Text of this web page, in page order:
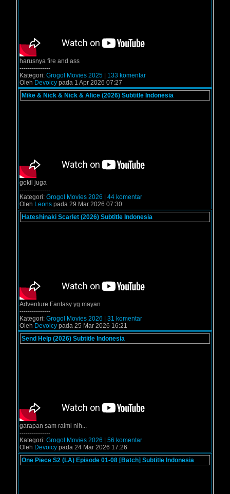
harusnya fire and ass
---------------
Kategori: Grogol Movies 2025
133 komentar
Oleh Devoicy pada 1 Apr 2026 07:27
Mike & Nick & Nick & Alice (2026) Subtitle Indonesia
gokil juga
---------------
Kategori: Grogol Movies 2026
44 komentar
Oleh Leons pada 29 Mar 2026 07:30
Hateshinaki Scarlet (2026) Subtitle Indonesia
Adventure Fantasy yg mayan
---------------
Kategori: Grogol Movies 2026
31 komentar
Oleh Devoicy pada 25 Mar 2026 16:21
Send Help (2026) Subtitle Indonesia
garapan sam raimi nih...
---------------
Kategori: Grogol Movies 2026
56 komentar
Oleh Devoicy pada 24 Mar 2026 17:26
One Piece S2 (LA) Episode 01-08 [Batch] Subtitle Indonesia